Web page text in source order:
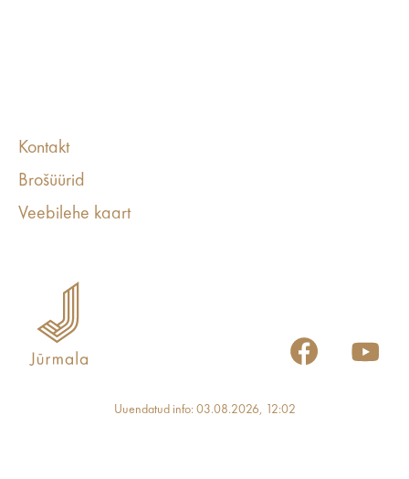
Kontakt
Brošüürid
Veebilehe kaart
Uuendatud info: 03.08.2026, 12:02